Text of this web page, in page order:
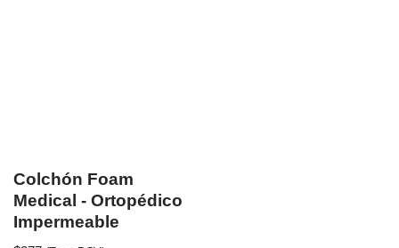
Colchón Foam
Medical - Ortopédico
Impermeable